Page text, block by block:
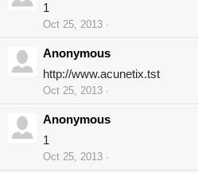
1
Oct 25, 2013
Anonymous
http://www.acunetix.tst
Oct 25, 2013
Anonymous
1
Oct 25, 2013